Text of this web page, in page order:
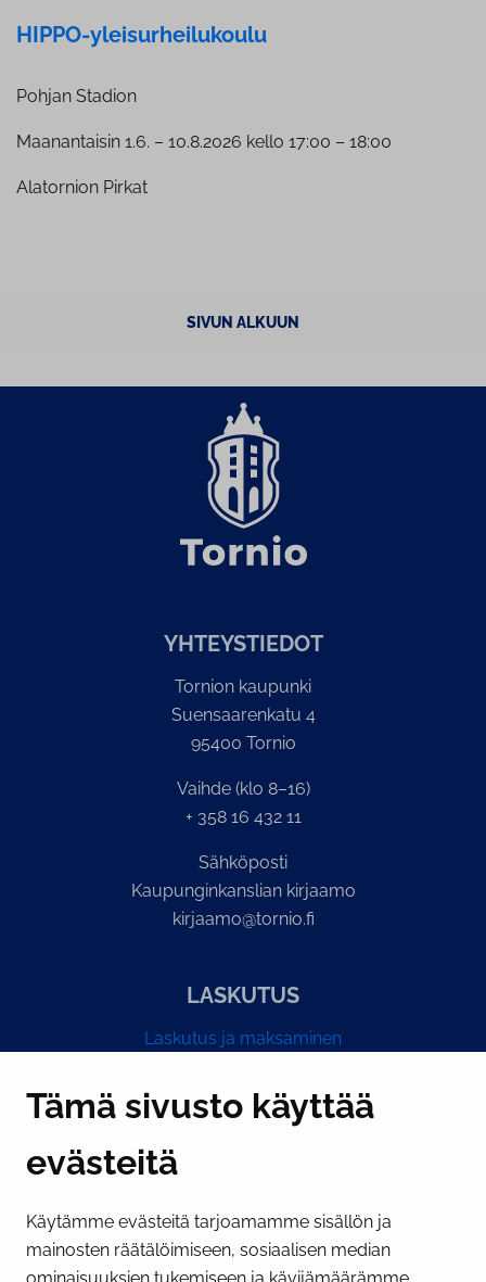
Tämä sivusto käyttää
evästeitä
Käytämme evästeitä tarjoamamme sisällön ja
mainosten räätälöimiseen, sosiaalisen median
HIPPO-ylei­sur­hei­lu­kou­lu
Pohjan Stadion
Maanantaisin 1.6. – 10.8.2026 kello 17:00 – 18:00
Alatornion Pirkat
SIVUN ALKUUN
YH­TEYS­TIE­DOT
Tornion kaupunki
Suensaarenkatu 4
95400 Tornio
Vaihde (klo 8–16)
+ 358 16 432 11
Sähköposti
Kaupunginkanslian kirjaamo
kirjaamo@tornio.fi
LASKUTUS
Laskutus ja maksaminen
PI­KA­LINK­KE­JÄ
Näytä evästeasetukseni
SOSIAALINEN MEDIA